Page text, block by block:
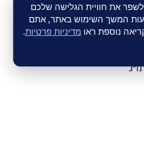
את חוויית הגלישה שלכם
המשך השימוש באתר, אתם
נוספת ראו מדיניות פרטיות.